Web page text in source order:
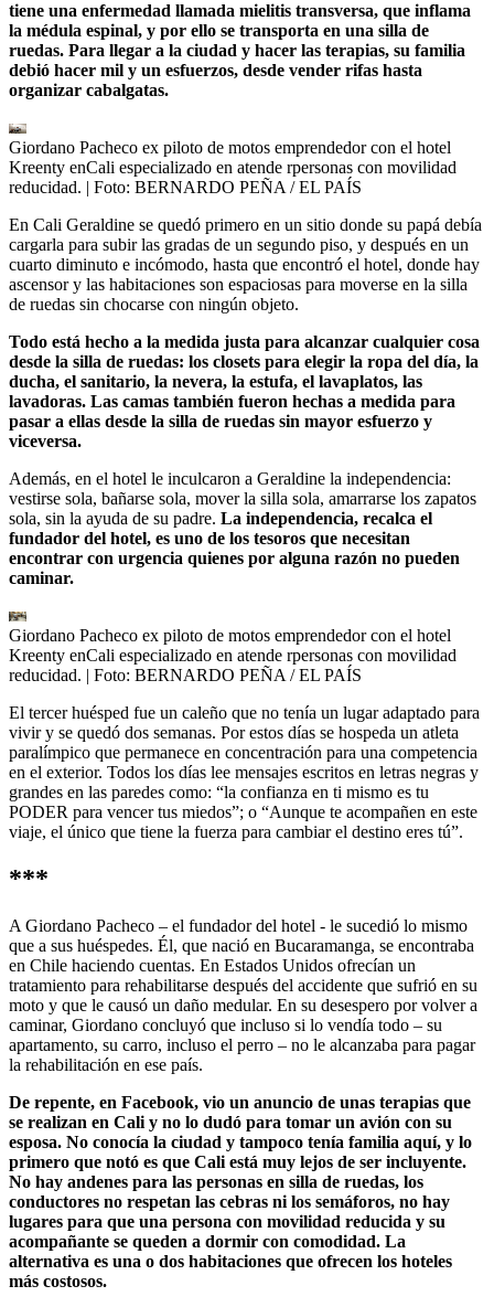
tiene una enfermedad llamada mielitis transversa, que inflama
la médula espinal, y por ello se transporta en una silla de
ruedas. Para llegar a la ciudad y hacer las terapias, su familia
debió hacer mil y un esfuerzos, desde vender rifas hasta
organizar cabalgatas.
Giordano Pacheco ex piloto de motos emprendedor con el hotel
Kreenty enCali especializado en atende rpersonas con movilidad
reducidad. | Foto: BERNARDO PEÑA / EL PAÍS
En Cali Geraldine se quedó primero en un sitio donde su papá debía
cargarla para subir las gradas de un segundo piso, y después en un
cuarto diminuto e incómodo, hasta que encontró el hotel, donde hay
ascensor y las habitaciones son espaciosas para moverse en la silla
de ruedas sin chocarse con ningún objeto.
Todo está hecho a la medida justa para alcanzar cualquier cosa
desde la silla de ruedas: los closets para elegir la ropa del día, la
ducha, el sanitario, la nevera, la estufa, el lavaplatos, las
lavadoras. Las camas también fueron hechas a medida para
pasar a ellas desde la silla de ruedas sin mayor esfuerzo y
viceversa.
Además, en el hotel le inculcaron a Geraldine la independencia:
vestirse sola, bañarse sola, mover la silla sola, amarrarse los zapatos
sola, sin la ayuda de su padre. La independencia, recalca el
fundador del hotel, es uno de los tesoros que necesitan
encontrar con urgencia quienes por alguna razón no pueden
caminar.
Giordano Pacheco ex piloto de motos emprendedor con el hotel
Kreenty enCali especializado en atende rpersonas con movilidad
reducidad. | Foto: BERNARDO PEÑA / EL PAÍS
El tercer huésped fue un caleño que no tenía un lugar adaptado para
vivir y se quedó dos semanas. Por estos días se hospeda un atleta
paralímpico que permanece en concentración para una competencia
en el exterior. Todos los días lee mensajes escritos en letras negras y
grandes en las paredes como: “la confianza en ti mismo es tu
PODER para vencer tus miedos”; o “Aunque te acompañen en este
viaje, el único que tiene la fuerza para cambiar el destino eres tú”.
***
A Giordano Pacheco – el fundador del hotel - le sucedió lo mismo
que a sus huéspedes. Él, que nació en Bucaramanga, se encontraba
en Chile haciendo cuentas. En Estados Unidos ofrecían un
tratamiento para rehabilitarse después del accidente que sufrió en su
moto y que le causó un daño medular. En su desespero por volver a
caminar, Giordano concluyó que incluso si lo vendía todo – su
apartamento, su carro, incluso el perro – no le alcanzaba para pagar
la rehabilitación en ese país.
De repente, en Facebook, vio un anuncio de unas terapias que
se realizan en Cali y no lo dudó para tomar un avión con su
esposa. No conocía la ciudad y tampoco tenía familia aquí, y lo
primero que notó es que Cali está muy lejos de ser incluyente.
No hay andenes para las personas en silla de ruedas, los
conductores no respetan las cebras ni los semáforos, no hay
lugares para que una persona con movilidad reducida y su
acompañante se queden a dormir con comodidad. La
alternativa es una o dos habitaciones que ofrecen los hoteles
más costosos.